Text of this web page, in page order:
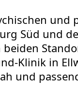
und
Süd und
Klinik in
und